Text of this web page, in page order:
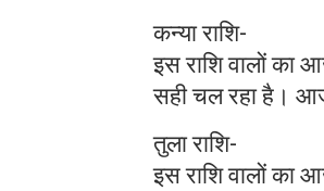
कन्या राशि-
इस राशि वालों का
सही चल रहा है।
तुला राशि-
इस राशि वालों का